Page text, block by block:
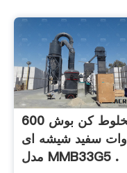
مخلوط کن بوش 600
وات سفید شیشه ای
مدل MMB33G5 .